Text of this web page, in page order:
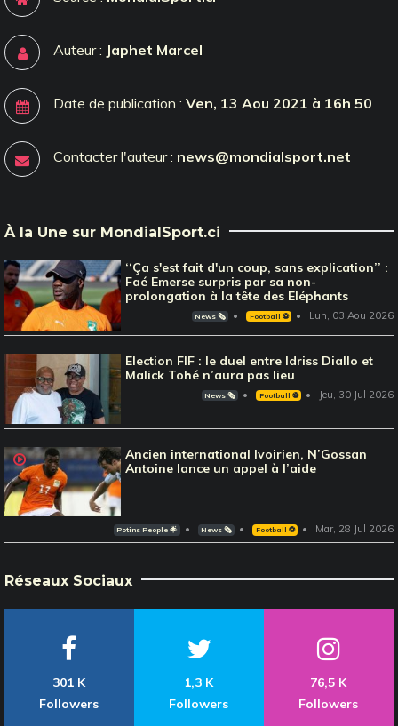
Auteur : Japhet Marcel
Date de publication : Ven, 13 Aou 2021 à 16h 50
Contacter l'auteur : news@mondialsport.net
À la Une sur MondialSport.ci
‘‘Ça s'est fait d'un coup, sans explication’’ :
Faé Emerse surpris par sa non-
prolongation à la tête des Eléphants
News 🗞️ Football ⚽️ Lun, 03 Aou 2026
Election FIF : le duel entre Idriss Diallo et
Malick Tohé n’aura pas lieu
News 🗞️ Football ⚽️ Jeu, 30 Jul 2026
Ancien international Ivoirien, N’Gossan
Antoine lance un appel à l’aide
Potins People 🌟 News 🗞️ Football ⚽️ Mar, 28 Jul 2026
Réseaux Sociaux
301 K
Followers
1,3 K
Followers
76,5 K
Followers